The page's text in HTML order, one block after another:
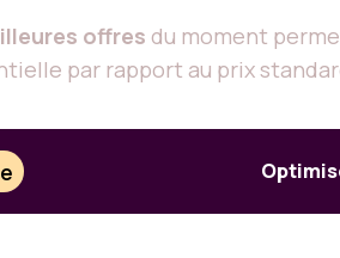
offres du moment
par rapport au prix